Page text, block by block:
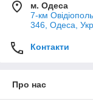
м. Одеса
7-км
346, Одеса,
Контакти
Про нас